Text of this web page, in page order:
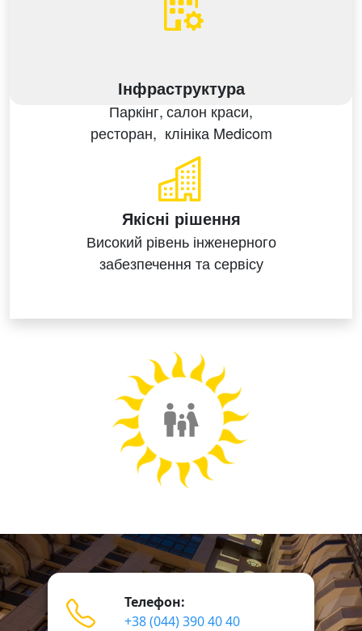
Інфраструктура
Паркінг,салон краси,
ресторан, клініка Medicom
Якісні рішення
Високий рівеньінженерного
забезпечення та сервісу
Телефон:
+38 (044) 390 40 40